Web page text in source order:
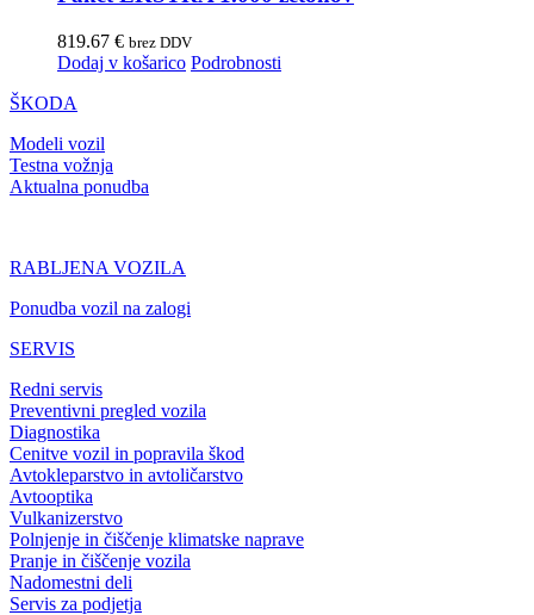
819.67 € brez DDV
Dodaj v košarico Podrobnosti
ŠKODA
Modeli vozil
Testna vožnja
Aktualna ponudba
RABLJENA VOZILA
Ponudba vozil na zalogi
SERVIS
Redni servis
Preventivni pregled vozila
Diagnostika
Cenitve vozil in popravila škod
Avtokleparstvo in avtoličarstvo
Avtooptika
Vulkanizerstvo
Polnjenje in čiščenje klimatske naprave
Pranje in čiščenje vozila
Nadomestni deli
Servis za podjetja